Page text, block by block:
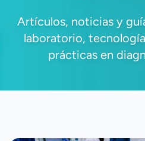
Artículos, noticias y
laboratorio,
prácticas en